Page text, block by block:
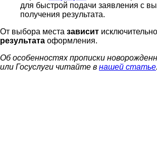
для быстрой подачи заявления с
получения результата.
От выбора места зависит исключительно
результата оформления.
Об особенностях прописки
или Госуслуги читайте в нашей статье.